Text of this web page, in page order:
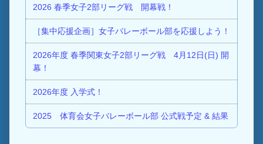
2026 春季女子2部リーグ戦 開幕戦！
［集中応援企画］女子バレーボール部を応援しよう！
2026年度 春季関東女子2部リーグ戦 4月12日(日) 開
幕！
2026年度 入学式！
2025 体育会女子バレーボール部 公式戦予定 & 結果